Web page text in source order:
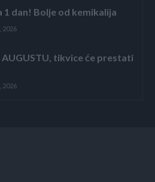
1 dan! Bolje od kemikalija
2026
tikvice će prestati
2026